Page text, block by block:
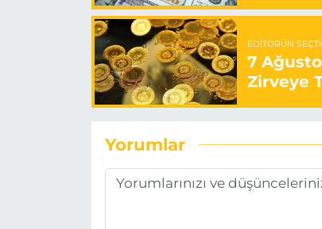
EDITÖRÜN
7
Zirveye
Yorumlar